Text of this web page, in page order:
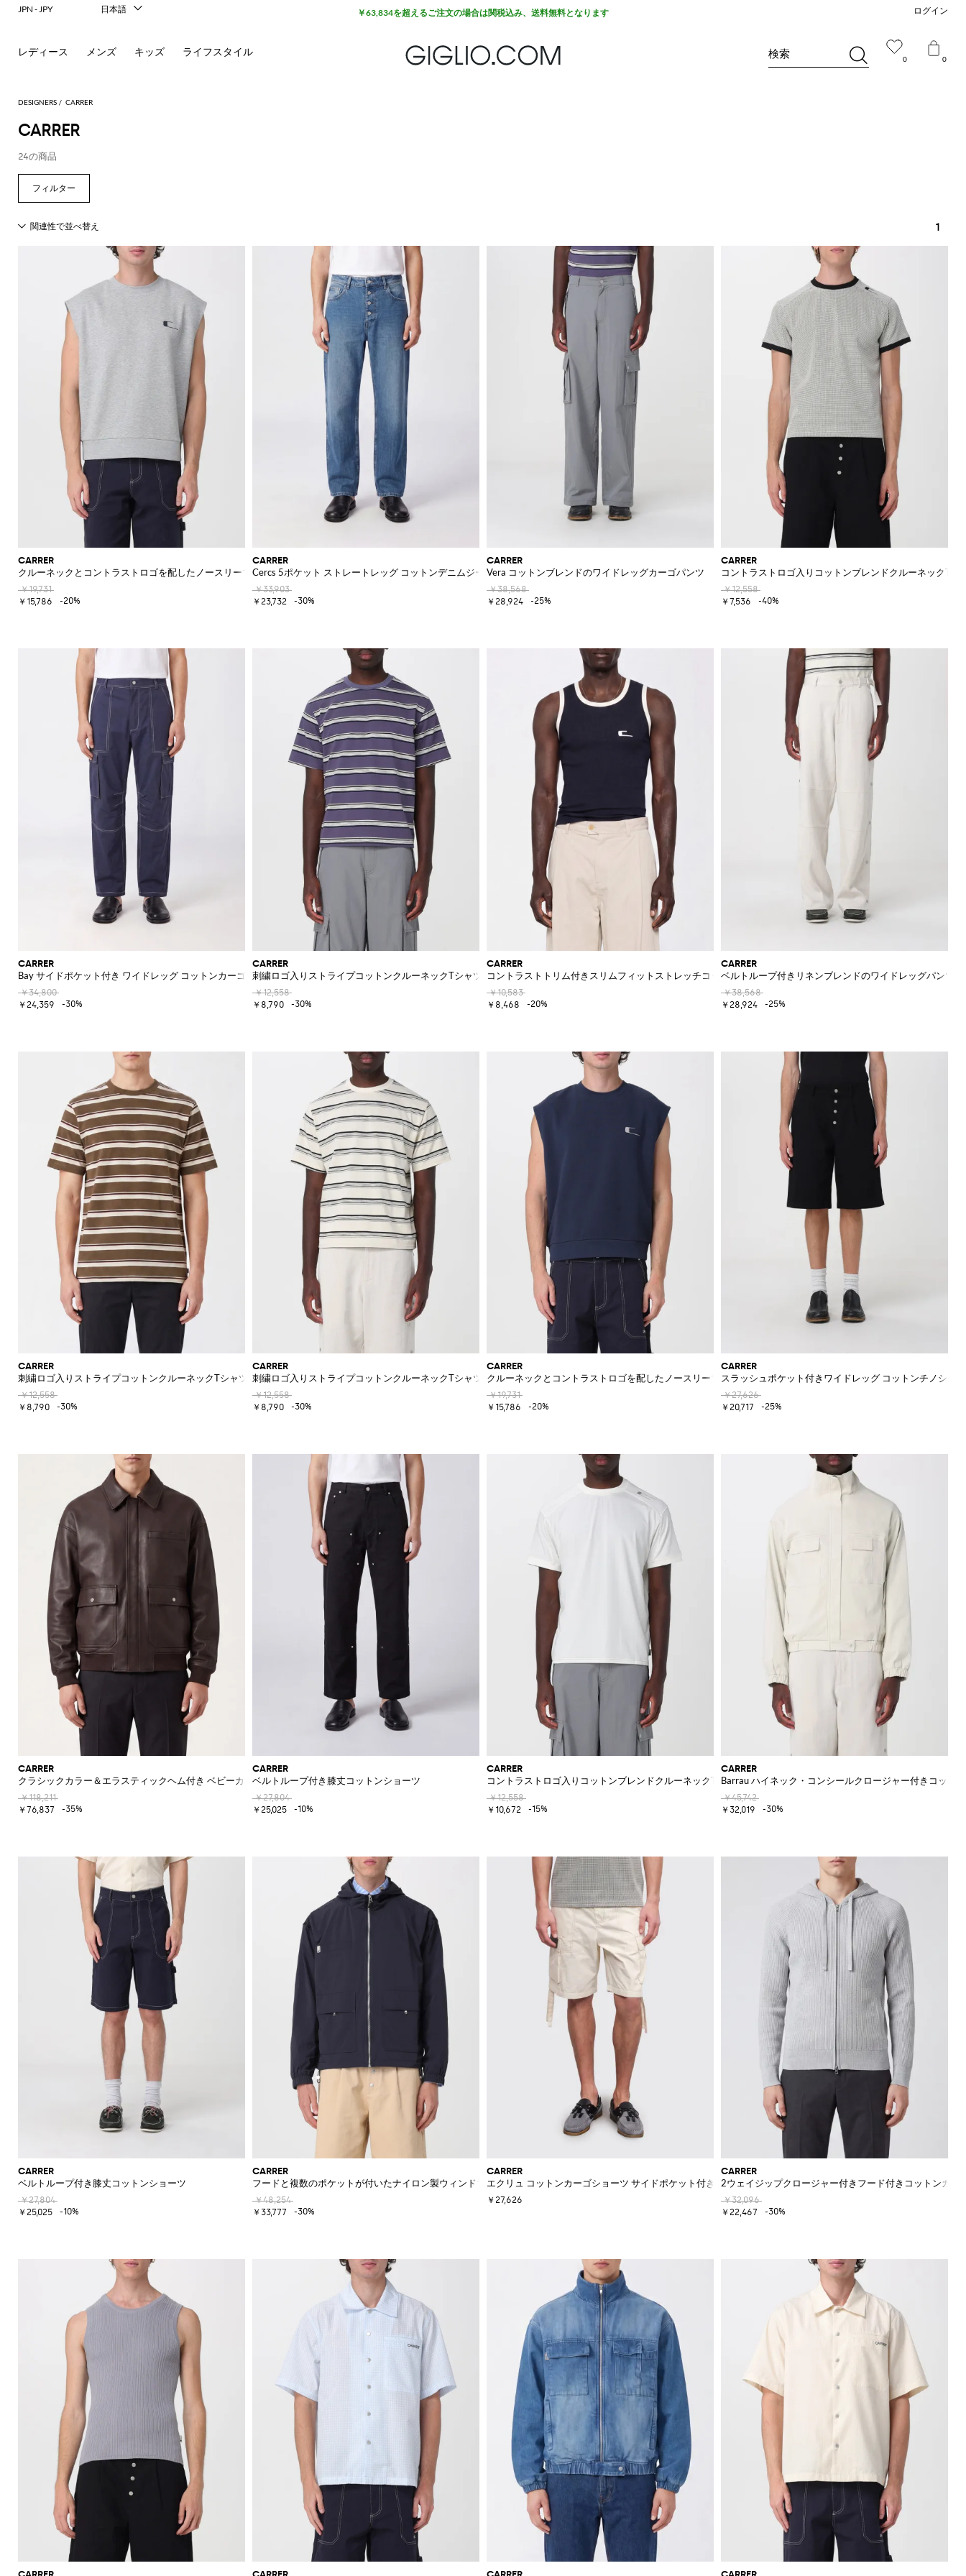
DESIGNERS CARRER
CARRER
24の商品
1
CARRER
クルーネックとコントラストロゴを配したノースリーブコットンスウェットシャツ
￥19,731
￥15,786
-20%
CARRER
Cercs 5ポケット ストレートレッグ コットンデニムジーンズ
￥33,903
￥23,732
-30%
CARRER
Vera コットンブレンドのワイドレッグカーゴパンツ
￥38,568
￥28,924
-25%
CARRER
コントラストロゴ入りコットンブレンドクルーネックTシ
￥12,558
￥7,536
-40%
CARRER
Bay サイドポケット付き ワイドレッグ コットンカーゴパンツ
￥34,800
￥24,359
-30%
CARRER
刺繍ロゴ入りストライプコットンクルーネックTシャツ
￥12,558
￥8,790
-30%
CARRER
コントラストトリム付きスリムフィットストレッチコットンタンクトップ
￥10,583
￥8,468
-20%
CARRER
ベルトループ付きリネンブレンドのワイドレッグパンツ
￥38,568
￥28,924
-25%
CARRER
刺繍ロゴ入りストライプコットンクルーネックTシャツ
￥12,558
￥8,790
-30%
CARRER
刺繍ロゴ入りストライプコットンクルーネックTシャツ
￥12,558
￥8,790
-30%
CARRER
クルーネックとコントラストロゴを配したノースリーブコットンスウェットシャツ
￥19,731
￥15,786
-20%
CARRER
スラッシュポケット付きワイドレッグ コットンチノショ
￥27,626
￥20,717
-25%
CARRER
クラシックカラー＆エラスティックヘム付き ベビーカーフスキンレザージャケット
￥118,211
￥76,837
-35%
CARRER
ベルトループ付き膝丈コットンショーツ
￥27,804
￥25,025
-10%
CARRER
コントラストロゴ入りコットンブレンドクルーネックTシャツ
￥12,558
￥10,672
-15%
CARRER
Barrau ハイネック・コンシールクロージャー付きコット
￥45,742
￥32,019
-30%
CARRER
ベルトループ付き膝丈コットンショーツ
￥27,804
￥25,025
-10%
CARRER
フードと複数のポケットが付いたナイロン製ウィンドブレーカージャケット
￥48,254
￥33,777
-30%
CARRER
エクリュ コットンカーゴショーツ サイドポケット付き
￥27,626
CARRER
2ウェイジップクロージャー付きフード付きコットンカー
￥32,096
￥22,467
-30%
0 0
検索
ログイン
レディース メンズ キッズ ライフスタイル
￥63,834を超えるご注文の場合は関税込み、送料無料となります
JPN - JPY
日本語
Français